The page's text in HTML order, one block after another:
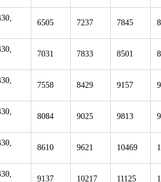
6505 7237 7845
7031 7833 8501
7558 8429 9157
8084 9025 9813
8610 9621 10469
9137 10217 11125